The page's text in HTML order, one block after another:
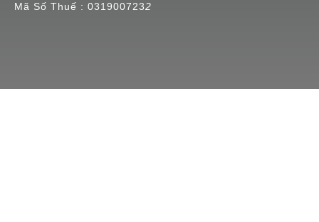
Mã Số Thuế : 0319007232